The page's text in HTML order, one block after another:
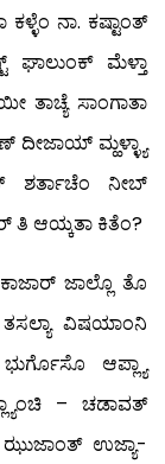
ನಾ. ಕಷ್ಟಾಂತ್
ಘಾಲುಂಕ್ ಮೆಳ್ತಾ
ತಾಚ್ಯೆ ಸಾಂಗಾತಾ
ದೀಜಾಯ್ ಮ್ಹಳ್ಳ್ಯಾ
ಶರ್ತಾಚೆಂ ನೀಬ್
ತಿ ಆಯ್ಕತಾ ಕಿತೆಂ?
ಜಾಲ್ಲೊ ತೊ
ವಿಷಯಾಂನಿ
ಆಪ್ಲ್ಯಾ
– ಚಡಾವತ್
ಉಜ್ಯಾ-